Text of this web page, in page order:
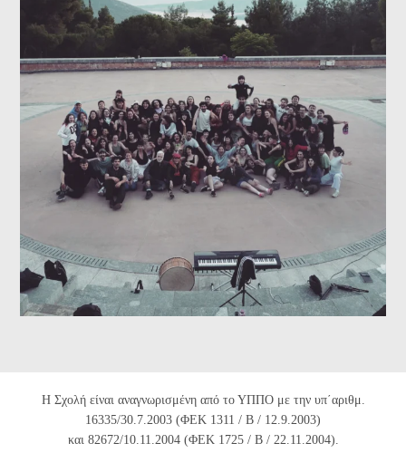
Η Σχολή είναι αναγνωρισμένη από το ΥΠΠΟ με την υπ΄αριθμ.
16335/30.7.2003 (ΦΕΚ 1311 / Β / 12.9.2003)
και 82672/10.11.2004 (ΦΕΚ 1725 / Β / 22.11.2004).